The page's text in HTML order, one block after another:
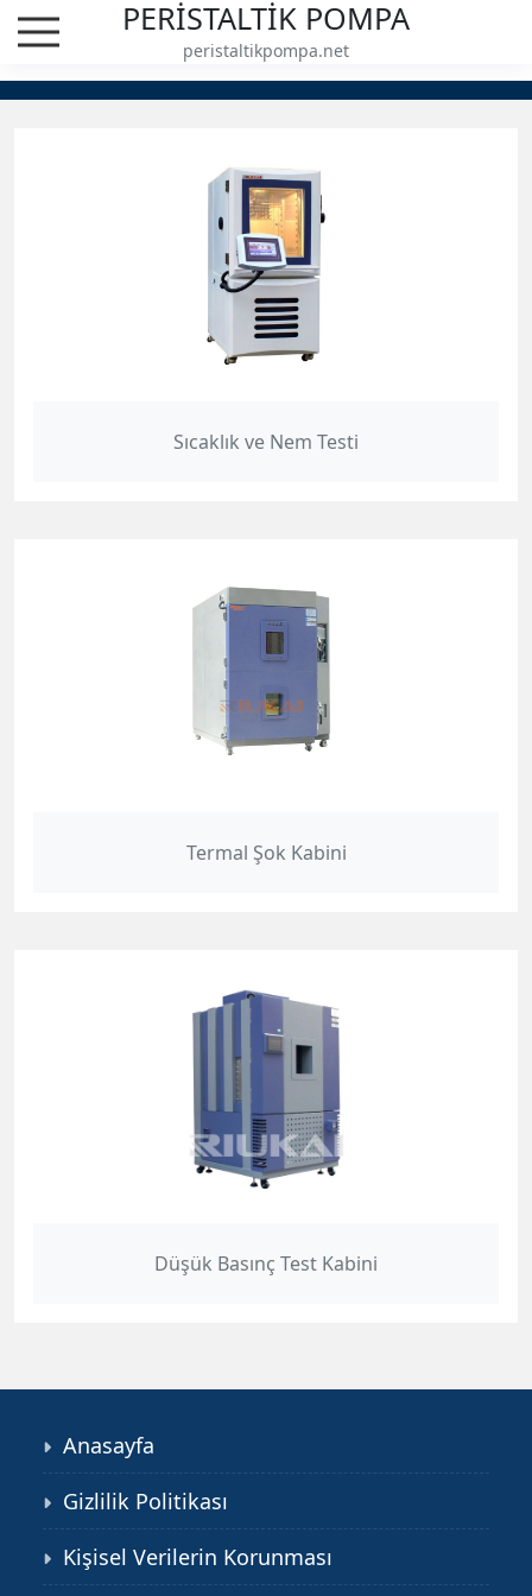
PERİSTALTİK POMPA
peristaltikpompa.net
RUIKAI | Test Kabinleri
Sıcaklık ve Nem Testi
Termal Şok Kabini
Düşük Basınç Test Kabini
Anasayfa
Gizlilik Politikası
Kişisel Verilerin Korunması